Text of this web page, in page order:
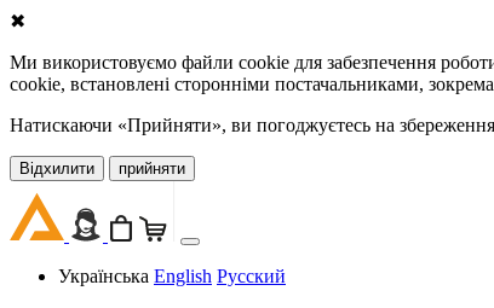
✖
Ми використовуємо файли cookie для забезпечення
cookie, встановлені сторонніми постачальниками,
Натискаючи «Прийняти», ви погоджуєтесь на
Відхилити прийняти
Українська English Русский